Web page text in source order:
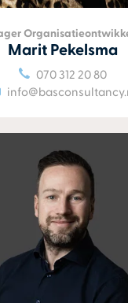
Marit Pekelsma
070 312 20 80